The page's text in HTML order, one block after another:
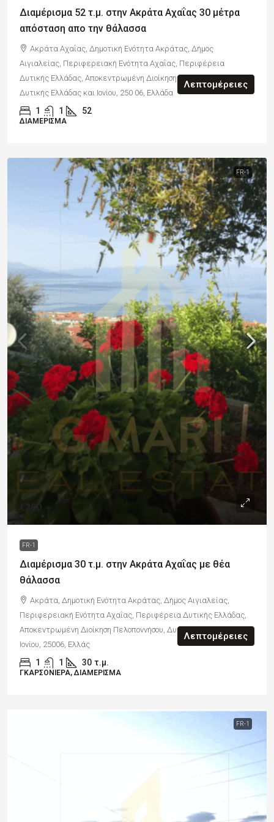
Διαμέρισμα 52 τ.μ. στην Ακράτα Αχαΐας 30 μέτρα
απόσταση απο την θάλασσα
Ακράτα Αχαΐας, Δημοτική Ενότητα Ακράτας, Δήμος
Αιγιαλείας, Περιφερειακή Ενότητα Αχαΐας, Περιφέρεια
Δυτικής Ελλάδας, Αποκεντρωμένη Διοίκηση Πελοποννήσου,
Δυτικής Ελλάδας και Ιονίου, 250 06, Ελλάδα
1 1 52
ΔΙΑΜΈΡΙΣΜΑ
Λεπτομέρειες
FR-1
€200
FR-1
Διαμέρισμα 30 τ.μ. στην Ακράτα Αχαΐας με θέα
θάλασσα
Ακράτα, Δημοτική Ενότητα Ακράτας, Δήμος Αιγιαλείας,
Περιφερειακή Ενότητα Αχαΐας, Περιφέρεια Δυτικής Ελλάδας,
Αποκεντρωμένη Διοίκηση Πελοποννήσου, Δυτικής Ελλάδας και
Ιονίου, 25006, Ελλάς
1 1 30 τ.μ.
ΓΚΑΡΣΟΝΙΈΡΑ, ΔΙΑΜΈΡΙΣΜΑ
Λεπτομέρειες
FR-1